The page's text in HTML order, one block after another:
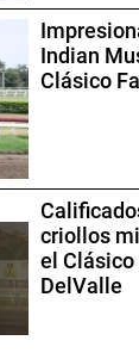
Indian
Clásico
criollos
el
DelValle